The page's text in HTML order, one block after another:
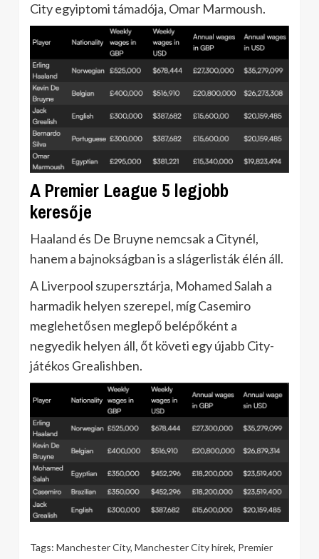
City egyiptomi támadója, Omar Marmoush.
A Premier League 5 legjobb
keresője
Haaland és De Bruyne nemcsak a Citynél,
hanem a bajnokságban is a slágerlisták élén áll.
A Liverpool szupersztárja, Mohamed Salah a
harmadik helyen szerepel, míg Casemiro
meglehetősen meglepő belépőként a
negyedik helyen áll, őt követi egy újabb City-
játékos Grealishben.
Tags: Manchester City, Manchester City hírek, Premier